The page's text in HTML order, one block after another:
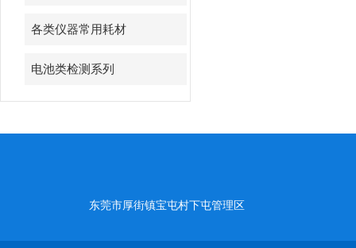
各类仪器常用耗材
电池类检测系列
东莞市厚街镇宝屯村下屯管理区